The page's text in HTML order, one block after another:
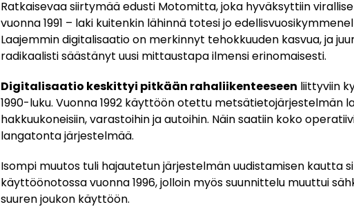
Ratkaisevaa siirtymää edusti Motomitta, joka hyväksyttiin
vuonna 1991 – laki kuitenkin lähinnä totesi jo
Laajemmin digitalisaatio on merkinnyt tehokkuuden kasvua, ja
radikaalisti säästänyt uusi mittaustapa ilmensi erinomaisesti.
Digitalisaatio keskittyi pitkään rahaliikenteeseen liittyviin
1990-luku. Vuonna 1992 käyttöön otettu metsätietojärjestelmän
hakkuukoneisiin, varastoihin ja autoihin. Näin saatiin koko
langatonta järjestelmää.
Isompi muutos tuli hajautetun järjestelmän uudistamisen kautta
käyttöönotossa vuonna 1996, jolloin myös suunnittelu muuttui
suuren joukon käyttöön.